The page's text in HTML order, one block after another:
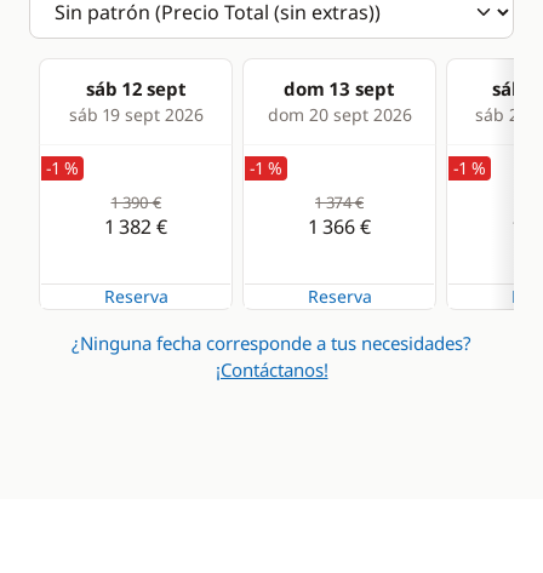
Frigorífico
sáb 12 sept
sáb 19 sept 2026
dom 13 sept
dom 20 sept 2026
sáb
sáb 26
-1 %
1 390 €
1 382 €
Reserva
-1 %
1 374 €
1 366 €
Reserva
-1 %
1
¿Ninguna fecha corresponde a tus necesidades?
¡Contáctanos!